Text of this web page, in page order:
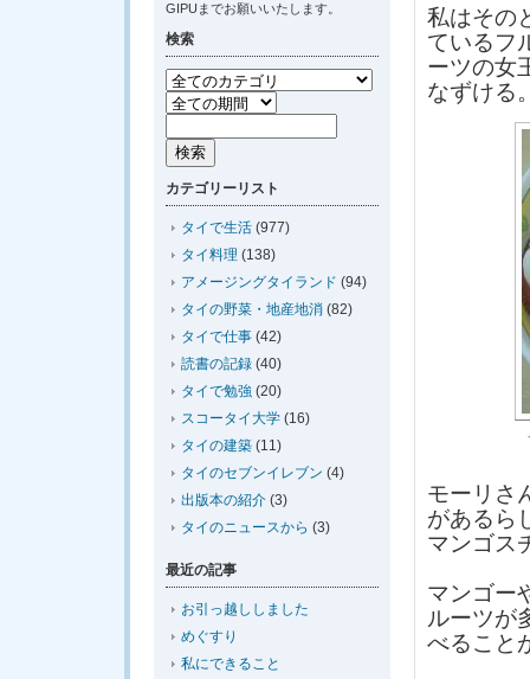
私はその
ているフ
ーツの女
なずける
モーリさ
があるら
マンゴス
マンゴー
ルーツが
べること
GIPUまでお願いいたします。
検索
カテゴリーリスト
タイで生活 (977)
タイ料理 (138)
アメージングタイランド (94)
タイの野菜・地産地消 (82)
タイで仕事 (42)
読書の記録 (40)
タイで勉強 (20)
スコータイ大学 (16)
タイの建築 (11)
タイのセブンイレブン (4)
出版本の紹介 (3)
タイのニュースから (3)
最近の記事
お引っ越ししました
めぐすり
私にできること